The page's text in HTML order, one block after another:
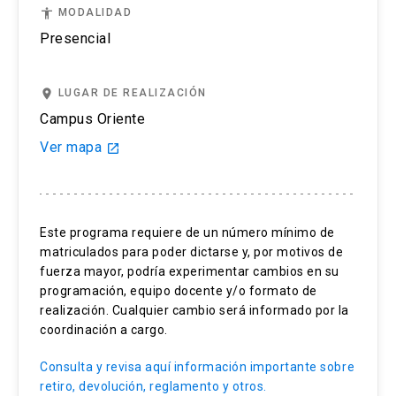
test.
Si cancelas tu examen dentro de los 14 días y
el día del examen) recibirás un reembolso del
Si te ausentas al examen solo podremos re-
agendar la prueba en caso de que tu ausencia se
deba a una enfermedad será, fallecimiento de
algún familiar o emergencia. Toda solicitud
deberá ser enviada por correo a
certificado médico que debemos recibir a más
accessibility MODALIDAD
Presencial
place LUGAR DE REALIZACIÓN
Campus Oriente
Ver mapa launch
Este programa requiere de un número mínimo de
matriculados para poder dictarse y, por motivos de
fuerza mayor, podría experimentar cambios en su
programación, equipo docente y/o formato de
realización. Cualquier cambio será informado por la
coordinación a cargo.
Consulta y revisa aquí información importante sobre
retiro, devolución, reglamento y otros.